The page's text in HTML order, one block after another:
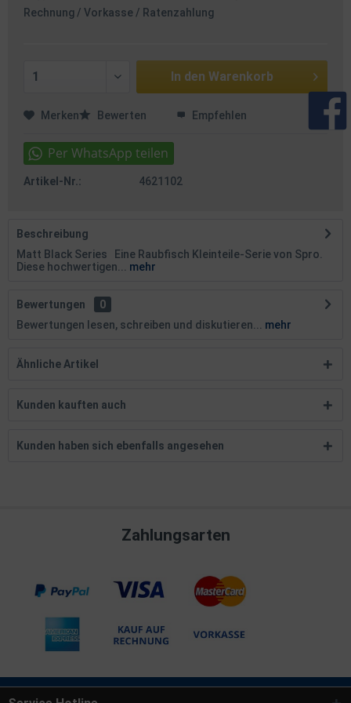
Rechnung / Vorkasse / Ratenzahlung
In den Warenkorb
Merken Bewerten Empfehlen
Artikel-Nr.: 4621102
Beschreibung
Matt Black Series Eine Raubfisch Kleinteile-Serie von Spro.
Diese hochwertigen...
mehr
Bewertungen
0
Bewertungen lesen, schreiben und diskutieren...
mehr
Ähnliche Artikel
Kunden kauften auch
Kunden haben sich ebenfalls angesehen
Zahlungsarten